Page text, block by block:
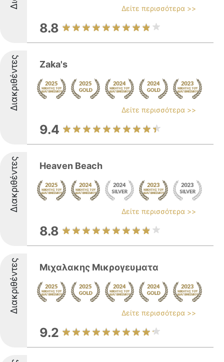
Δείτε περισσότερα >>
8.8
Διακριθέντες Zaka's
Δείτε περισσότερα >>
9.4
Διακριθέντες Heaven Beach
Δείτε περισσότερα >>
8.8
Διακριθέντες Μιχαλακης Μικρογευματα
Δείτε περισσότερα >>
9.2